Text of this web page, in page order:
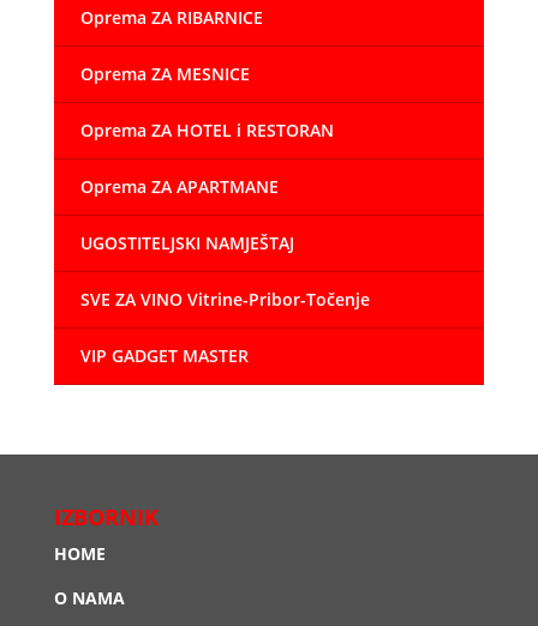
Oprema ZA RIBARNICE
Oprema ZA MESNICE
Oprema ZA HOTEL i RESTORAN
Oprema ZA APARTMANE
UGOSTITELJSKI NAMJEŠTAJ
SVE ZA VINO Vitrine-Pribor-Točenje
VIP GADGET MASTER
IZBORNIK
HOME
O NAMA